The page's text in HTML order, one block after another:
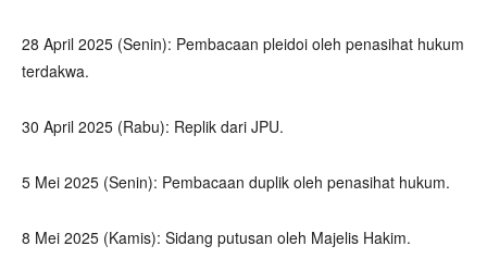
28 April 2025 (Senin): Pembacaan pleidoi oleh penasihat hukum
terdakwa.
30 April 2025 (Rabu): Replik dari JPU.
5 Mei 2025 (Senin): Pembacaan duplik oleh penasihat hukum.
8 Mei 2025 (Kamis): Sidang putusan oleh Majelis Hakim.